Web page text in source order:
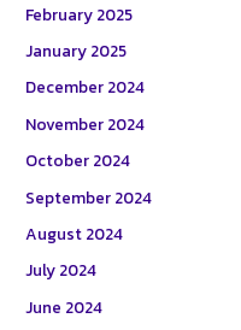
February 2025
January 2025
December 2024
November 2024
October 2024
September 2024
August 2024
July 2024
June 2024